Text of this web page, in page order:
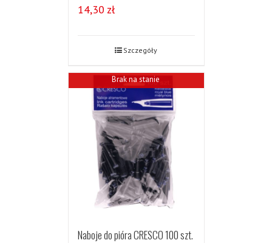
14,30 zł
Szczegóły
Brak na stanie
Naboje do pióra CRESCO 100 szt.